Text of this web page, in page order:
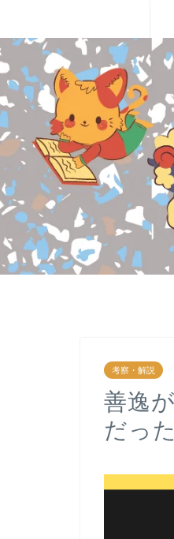
考察・解説
善逸
だっ